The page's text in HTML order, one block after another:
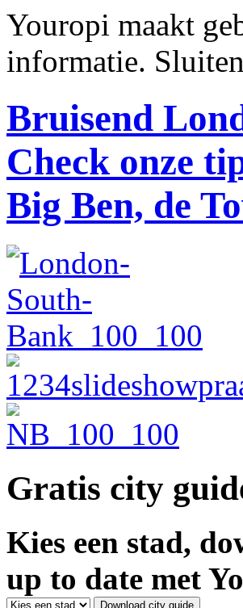
Youropi maakt
informatie. Sluiten
Bruisend
Check onze
Big Ben, de
Gratis city
Kies een stad,
up to date met